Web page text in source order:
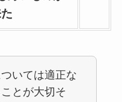
いては適正な
とが大切そ